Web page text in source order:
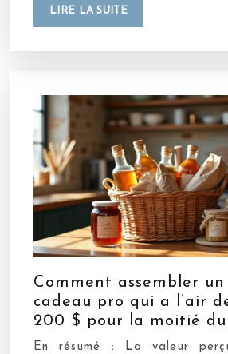
LIRE LA SUITE
Comment assembler
cadeau pro qui a l’air
200 $ pour la moitié du
En résumé : La valeur